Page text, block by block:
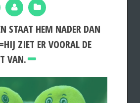
STAAT HEM NADER DAN
ZIET ER VOORAL DE
VAN.